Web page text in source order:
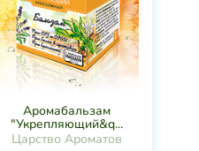
Аромабальзам
"Укрепляющий&q...
Царство Ароматов